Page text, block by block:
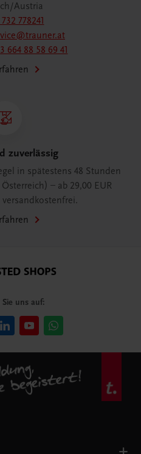
Austria
778241
664 88 58 69 41
zuverlässig
in spätestens 48 Stunden
– ab 29,00 EUR
Sie uns auf: